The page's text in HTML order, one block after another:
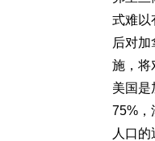
式难以
后对
施，将
美国是
75%，
人口的